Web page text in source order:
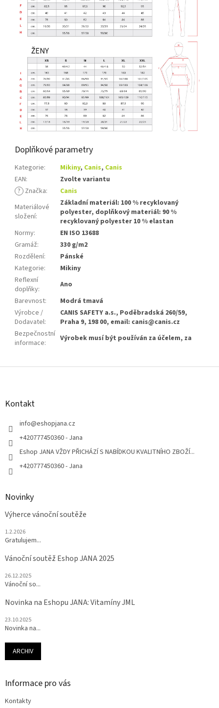
Doplňkové parametry
Kategorie: Mikiny, Canis, Canis
EAN:
Zvolte variantu
? Značka:
Canis
Materiálové
složení:
Základní materiál: 100 % recyklovaný
polyester, doplňkový materiál: 90 %
recyklovaný polyester 10 % elastan
Normy:
EN ISO 13688
Gramáž:
330 g/m2
Rozdělení:
Pánské
Kategorie:
Mikiny
Reflexní
doplňky:
Ano
Barevnost:
Modrá tmavá
Výrobce /
Dodavatel:
CANIS SAFETY a.s., Poděbradská 260/59,
Praha 9, 198 00, email: canis@canis.cz
Bezpečnostní
informace: Výrobek musí být používán za účelem, za
Z
Kontakt
info@eshopjana.cz
+420777450360 - Jana
Eshop JANA VŽDY PŘICHÁZÍ S NABÍDKOU KVALITNÍHO ZBOŽÍ...
+420777450360 - Jana
Novinky
Výherce vánoční soutěže
1.2.2026
Gratulujem...
Vánoční soutěž Eshop JANA 2025
26.12.2025
Vánoční so...
Novinka na Eshopu JANA: Vitamíny JML
23.10.2025
Novinka na...
ARCHIV
Informace pro vás
Kontakty